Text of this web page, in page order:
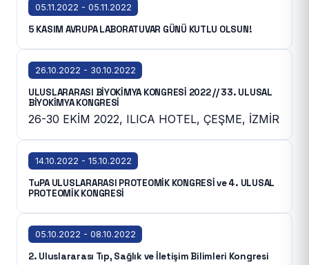
05.11.2022 - 05.11.2022
5 KASIM AVRUPA LABORATUVAR GÜNÜ KUTLU OLSUN!
26.10.2022 - 30.10.2022
ULUSLARARASI BİYOKİMYA KONGRESİ 2022 // 33. ULUSAL
BİYOKİMYA KONGRESİ
26-30 EKİM 2022, ILICA HOTEL, ÇEŞME, İZMİR
14.10.2022 - 15.10.2022
TuPA ULUSLARARASI PROTEOMİK KONGRESİ ve 4. ULUSAL
PROTEOMİK KONGRESİ
05.10.2022 - 08.10.2022
2. Uluslararası Tıp, Sağlık ve İletişim Bilimleri Kongresi